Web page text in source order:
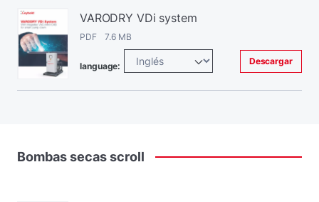
VARODRY VDi system
PDF 7.6 MB
language: Descargar
Bombassecasscroll